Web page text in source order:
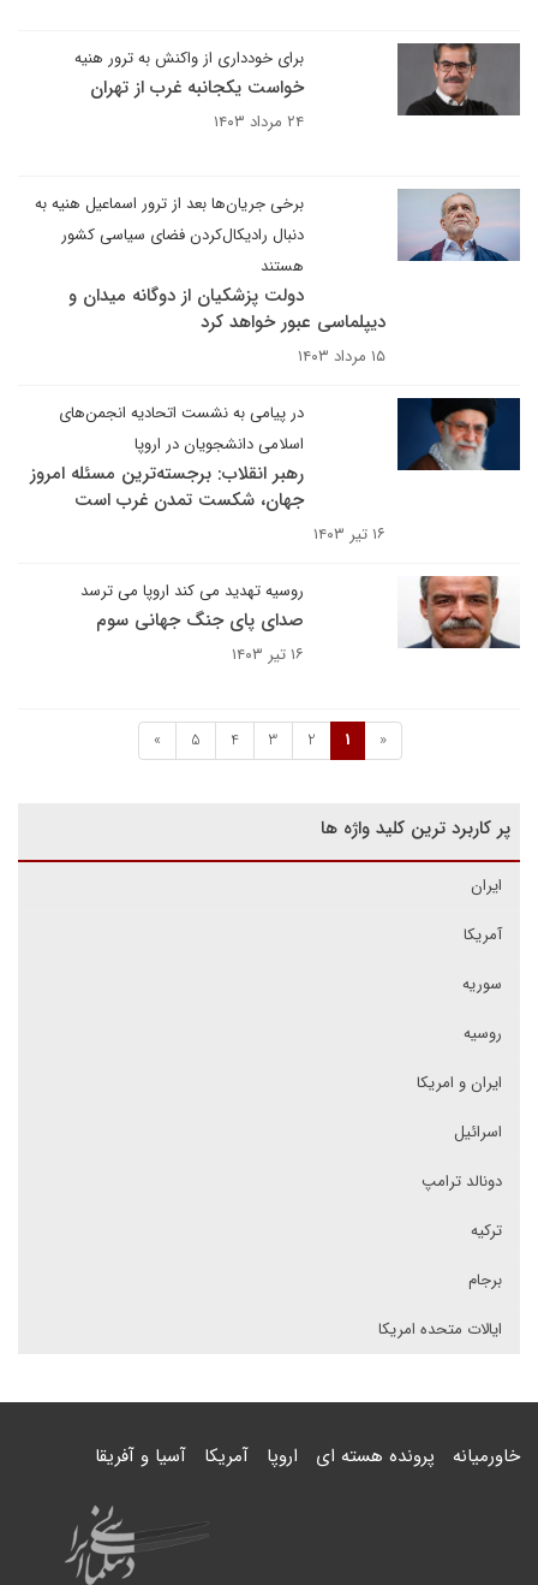
برای خودداری از واکنش به ترور هنیه
خواست یکجانبه غرب از تهران
۲۴ مرداد ۱۴۰۳
برخی جریان‌ها بعد از ترور اسماعیل هنیه به
دنبال رادیکال‌کردن فضای سیاسی کشور
هستند
دولت ‌پزشکیان از دوگانه میدان و
دیپلماسی عبور خواهد کرد
۱۵ مرداد ۱۴۰۳
در پیامی به نشست اتحادیه انجمن‌های
اسلامی دانشجویان در اروپا
رهبر انقلاب: برجسته‌ترین مسئله امروز
جهان، شکست تمدن غرب است
۱۶ تیر ۱۴۰۳
روسیه تهدید می کند اروپا می ترسد
صدای پای جنگ جهانی سوم
۱۶ تیر ۱۴۰۳
«
1
2
3
4
5
»
پر کاربرد ترین کلید واژه ها
ایران
آمریکا
سوریه
روسیه
ایران و امریکا
اسرائیل
دونالد ترامپ
ترکیه
برجام
ایالات متحده امریکا
خاورمیانه پرونده هسته ای اروپا آمریکا آسیا و آفریقا